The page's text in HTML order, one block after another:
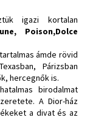
igazi kortalan
Poison,Dolce
ámde rövid
Párizsban
hercegnők is.
birodalmat
A Dior-ház
a divat és az